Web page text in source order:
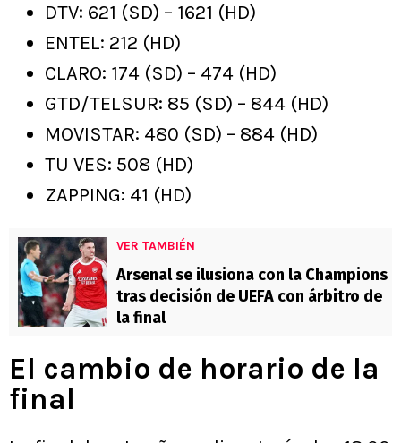
DTV: 621 (SD) – 1621 (HD)
ENTEL: 212 (HD)
CLARO: 174 (SD) – 474 (HD)
GTD/TELSUR: 85 (SD) – 844 (HD)
MOVISTAR: 480 (SD) – 884 (HD)
TU VES: 508 (HD)
ZAPPING: 41 (HD)
VER TAMBIÉN
Arsenal se ilusiona con la Champions
tras decisión de UEFA con árbitro de
la final
El cambio de horario de la
final